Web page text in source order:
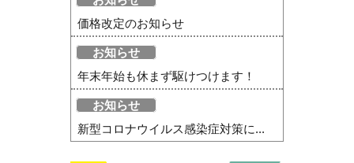
価格改定のお知らせ
お知らせ
年末年始も休まず駆けつけます！
お知らせ
新型コロナウイルス感染症対策に...